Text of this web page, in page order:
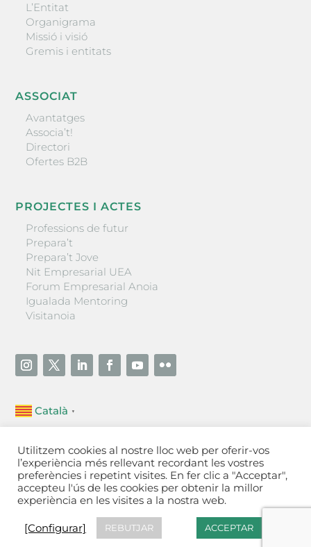
L’Entitat
Organigrama
Missió i visió
Gremis i entitats
ASSOCIAT
Avantatges
Associa’t!
Directori
Ofertes B2B
PROJECTES I ACTES
Professions de futur
Prepara’t
Prepara’t Jove
Nit Empresarial UEA
Forum Empresarial Anoia
Igualada Mentoring
Visitanoia
Català ▼
Unió Empresarial de l’Anoia (UEA)
Ctra. de Manresa, 131, 08700 – Igualada(Barcelona)
Tel 93 805 22 92
Contactar
Política
de cookies [Configurar]
Fet a Igualada per Aladetres
Utilitzem cookies al nostre lloc web per oferir-vos
l’experiència més rellevant recordant les vostres
preferències i repetint visites. En fer clic a "Acceptar",
accepteu l'ús de les cookies per obtenir la millor
experiència en les visites a la nostra web.
[Configurar] REBUTJAR ACCEPTAR